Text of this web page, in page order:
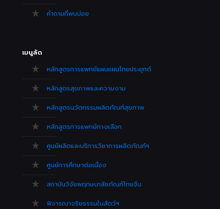
คำถามที่พบบ่อย
เมนูลัด
หลักสูตรการแพทย์แผนแผนไทยประยุกต์
หลักสูตรสุขภาพและความงาม
หลักสูตรนวัตกรรมผลิตภัณฑ์สุขภาพ
หลักสูตรการแพทย์ทางเลือก
ศูนย์ผลิตและบริการวิชาการผลิตภัณฑ์ฯ
ศูนย์การศึกษาต่อเนื่อง
สถาบันวิจัยพฤกษเภสัชภัณฑ์ไทยจีน
พิจารณาจริยธรรมในสัตว์ฯ